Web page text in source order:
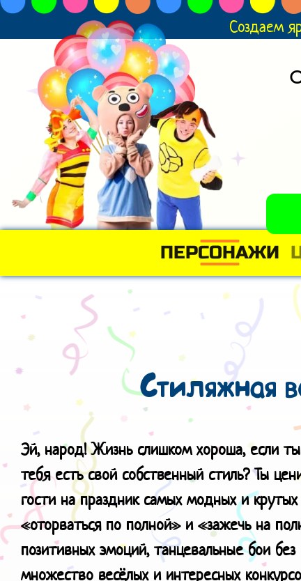
Создаем
ПЕРСОНАЖИ
Стиляжная
Эй, народ! Жизнь слишком хороша, если
тебя есть свой собственный стиль? Ты
гости на праздник самых модных и
«оторваться по полной» и «зажечь на
позитивных эмоций, танцевальные бои
множество весёлых и интересных